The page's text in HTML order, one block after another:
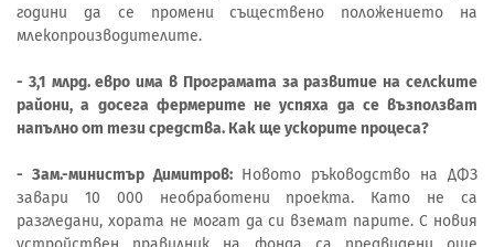
години да се промени съществено положението на
млекопроизводителите.
- 3,1 млрд. евро има в Програмата за развитие на селските
райони, а досега фермерите не успяха да се възползват
напълно от тези средства. Как ще ускорите процеса?
- Зам.-министър Димитров: Новото ръководство на ДФЗ
завари 10 000 необработени проекта. Като не са
разгледани, хората не могат да си вземат парите. С новия